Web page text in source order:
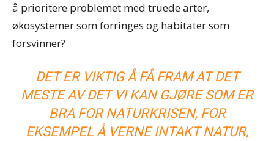
å prioritere problemet med truede arter,
økosystemer som forringes og habitater som
forsvinner?
DET ER VIKTIG Å FÅ FRAM AT DET
MESTE AV DET VI KAN GJØRE SOM ER
BRA FOR NATURKRISEN, FOR
EKSEMPEL Å VERNE INTAKT NATUR,